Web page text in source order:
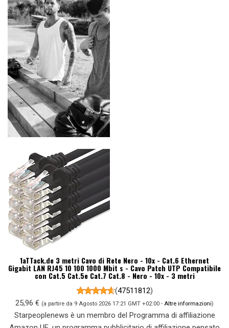
1aTTack.de 3 metri Cavo di Rete Nero - 10x - Cat.6 Ethernet
Gigabit LAN RJ45 10 100 1000 Mbit s - Cavo Patch UTP Compatibile
con Cat.5 Cat.5e Cat.7 Cat.8 - Nero - 10x - 3 metri
(47511812)
25,96 € (a partire da 9 Agosto 2026 17:21 GMT +02:00 - Altre informazioni)
Starpeoplenews è un membro del Programma di affiliazione